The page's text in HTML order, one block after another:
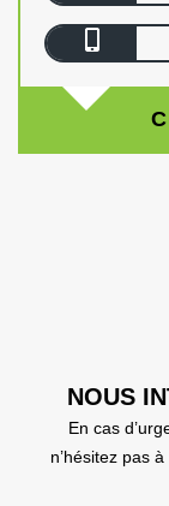
NOUS
En cas
n’hésitez pas